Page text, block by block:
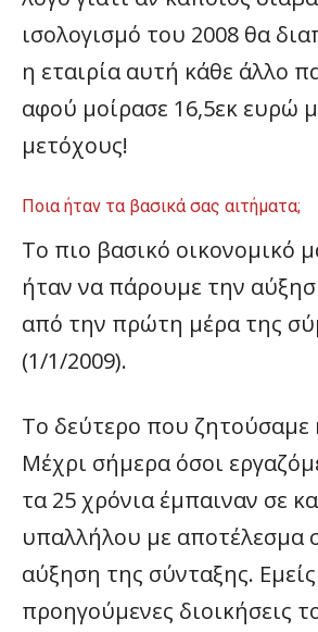
ισολογισμό του 2008 θα
η εταιρία αυτή κάθε άλλο
αφού μοίρασε 16,5εκ ευρώ
μετόχους!
Ποια ήταν τα βασικά σας αιτήματα;
Το πιο βασικό οικονομικό
ήταν να πάρουμε την
από την πρώτη μέρα της
(1/1/2009).
Το δεύτερο που ζητούσαμε
Μέχρι σήμερα όσοι
τα 25 χρόνια έμπαιναν σε
υπαλλήλου με αποτέλεσμα
αύξηση της σύνταξης. Εμείς
προηγούμενες διοικήσεις